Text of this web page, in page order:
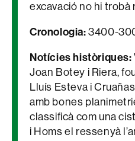
excavació no hi trobà
Cronologia:3400-
Notícies històriques:
Joan Botey i Riera,
Lluís Esteva i
amb bones
classificà com una
i Homs el ressenyà